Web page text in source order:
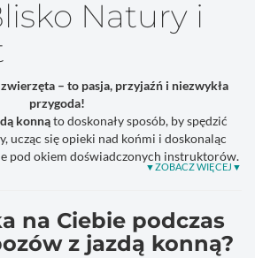
Natury i
– to pasja, przyjaźń i niezwykła
przygoda!
konnąto doskonały sposób, by spędzić
ucząc się opieki nad końmi i doskonaląc
pod okiem doświadczonych instruktorów.
na Ciebie podczas
z jazdą konną?